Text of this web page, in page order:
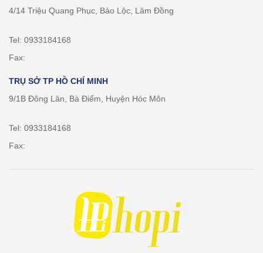
4/14 Triệu Quang Phục, Bảo Lộc, Lâm Đồng
Tel: 0933184168
Fax:
TRỤ SỞ TP HỒ CHÍ MINH
9/1B Đông Lân, Bà Điểm, Huyện Hóc Môn
Tel: 0933184168
Fax: